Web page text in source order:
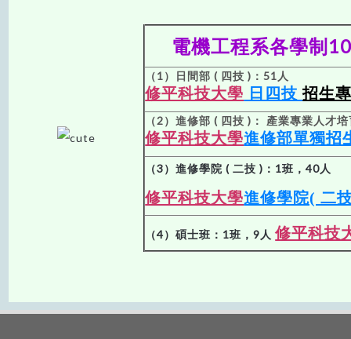
電機工程系各學制
（1）日間部 ( 四技 )：51人
修平科技大學 日四技招生
（2）進修部 ( 四技 )： 產業專業人才
修平科技大學進修部單獨招
（3）進修學院 ( 二技 )：1班，40人
修平科技大學進修學院( 二
（4）碩士班：1班，9人修平科技